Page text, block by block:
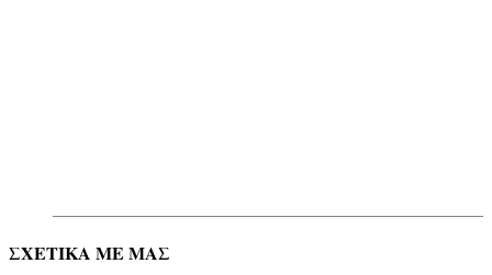
ΣΧΕΤΙΚΑ ΜΕ ΜΑΣ